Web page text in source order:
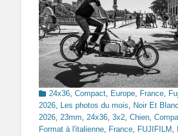
Categories
24x36, Compact, Europe, France,
2026, Les photos du mois, Noir Et Blanc
2026, 23mm, 24x36, 3x2, Chien,
Format à l'italienne, France, FUJIFILM ,